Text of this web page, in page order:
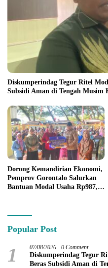
Diskumperindag Tegur Ritel
Subsidi Aman di Tengah Musim
Dorong Kemandirian Ekonomi,
Pemprov Gorontalo Salurkan
Bantuan Modal Usaha Rp987,5
Popular Post
1 07/08/2026 0 Comment
Diskumperindag Tegur
Beras Subsidi Aman di